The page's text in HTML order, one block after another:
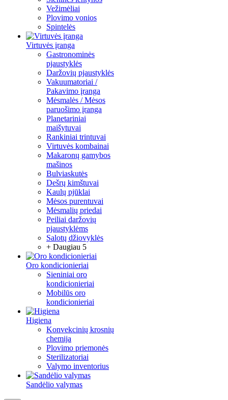
Vežimėliai
Plovimo vonios
Spintelės
Virtuvės įranga
Gastronominės
pjaustyklės
Daržovių pjaustyklės
Vakuumatoriai /
Pakavimo įranga
Mėsmalės / Mėsos
paruošimo įranga
Planetariniai
maišytuvai
Rankiniai trintuvai
Virtuvės kombainai
Makaronų gamybos
mašinos
Bulviaskutės
Dešrų kimštuvai
Kaulų pjūklai
Mėsos purentuvai
Mėsmalių priedai
Peiliai daržovių
pjaustyklėms
Salotų džiovyklės
+ Daugiau 5
Oro kondicionieriai
Sieniniai oro
kondicionieriai
Mobilūs oro
kondicionieriai
Higiena
Konvekcinių krosnių
chemija
Plovimo priemonės
Sterilizatoriai
Valymo inventorius
Sandėlio valymas